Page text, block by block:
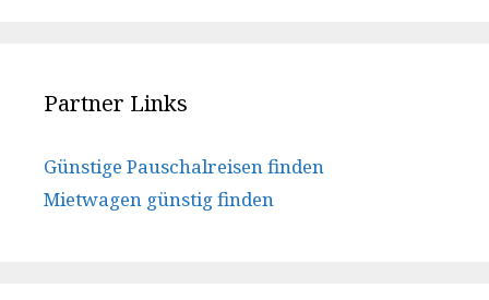
Partner Links
Günstige Pauschalreisen finden
Mietwagen günstig finden